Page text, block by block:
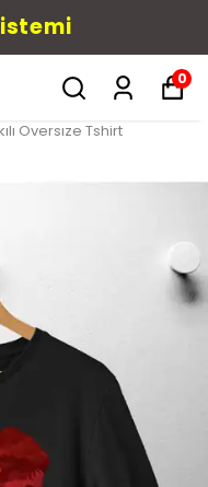
0
Oversıze Tshirt